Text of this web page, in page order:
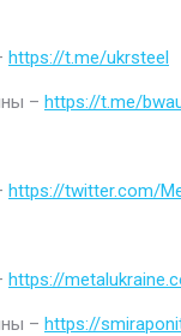
https://t.me/ukrsteel
– https://t.me/
https://twitter.com/
https://
– https://